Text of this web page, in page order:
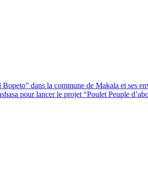
dans la commune de Makala et ses
pour lancer le projet “Poulet Peuple